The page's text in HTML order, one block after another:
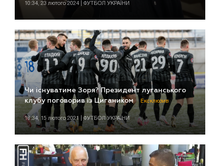
10:34, 23 лютого 2024 | ФУТБОЛ УКРАЇНИ
Чи існуватиме Зоря? Президент луганського
клубу поговорив із Цигаником
Ексклюзив
18:34, 15 лютого 2021 | ФУТБОЛ УКРАЇНИ